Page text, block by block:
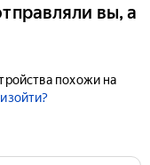
вы, а
похожи на